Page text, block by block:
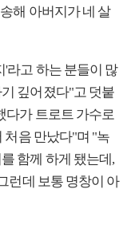
해 아버지가 네 살
'라고 하는 분들이 많
깊어졌다"고 덧붙
다가 트로트 가수로
처음 만났다"며 "녹
함께 하게 됐는데,
런데 보통 명창이 아